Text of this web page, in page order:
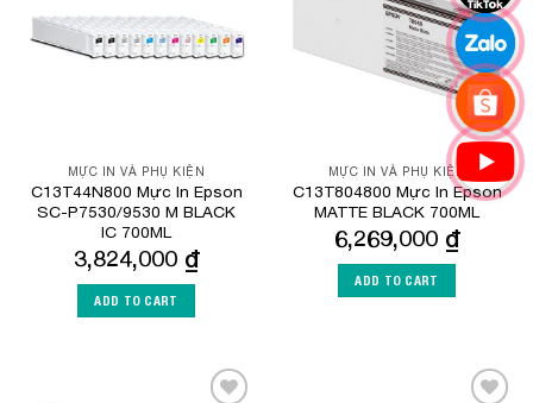
MỰC IN VÀ PHỤ KIỆN
C13T44N800 Mực In Epson
SC-P7530/9530 M BLACK
IC 700ML
3,824,000 ₫
ADD TO CART
MỰC IN VÀ PHỤ KIỆN
C13T804800 Mực In Epson
MATTE BLACK 700ML
6,269,000 ₫
ADD TO CART